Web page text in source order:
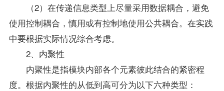
（2）在传递信息类型上尽量采用数据耦合，避免
使用控制耦合，慎用或有控制地使用公共耦合。在实践
中要根据实际情况综合考虑。
2、内聚性
内聚性是指模块内部各个元素彼此结合的紧密程
度。根据内聚性的从低到高可分为以下六种类型：